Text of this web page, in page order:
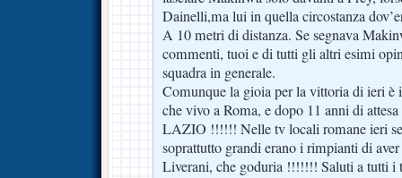
Dainelli,ma lui in quella circostanza
A 10 metri di distanza. Se segnava
commenti, tuoi e di tutti gli altri esimi
squadra in generale.
Comunque la gioia per la vittoria di ieri è
che vivo a Roma, e dopo 11 anni di
LAZIO !!!!!! Nelle tv locali romane ieri
soprattutto grandi erano i rimpianti di
Liverani, che goduria !!!!!!! Saluti a tutti i